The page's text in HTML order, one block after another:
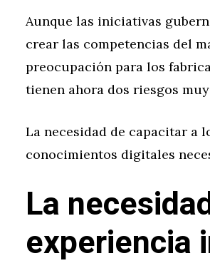
Aunque las iniciativas
crear las competencias del
preocupación para los
tienen ahora dos riesgos
La necesidad de capacitar a
conocimientos digitales
La
experiencia